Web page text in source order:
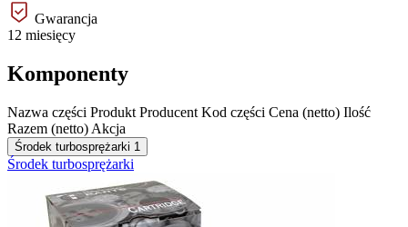
Gwarancja
12 miesięcy
Komponenty
Nazwa części Produkt Producent Kod części Cena (netto) Ilość
Razem (netto) Akcja
Środek turbosprężarki 1
Środek turbosprężarki